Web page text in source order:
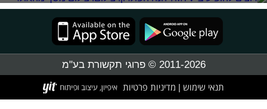
2011-2026 © פרוגי תקשורת בע"מ
תנאי שימוש מדיניות פרטיות